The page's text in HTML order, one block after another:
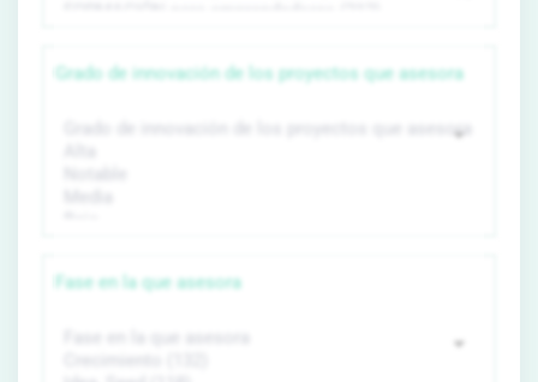
Grado de innovación de los proyectos que asesora
Fase en la que asesora